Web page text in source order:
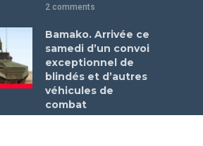
2 comments
Bamako. Arrivée ce
samedi d’un convoi
exceptionnel de
blindés et d’autres
véhicules de
combat